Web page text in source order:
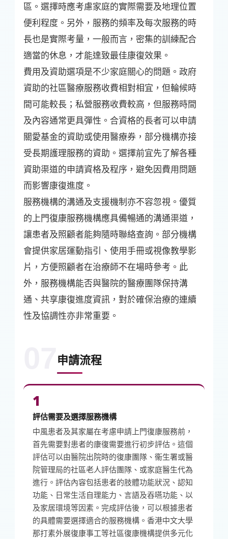
區。選擇時應考慮家庭的實際需要及地理位置
便利程度。另外，服務的頻率及每次服務的時
長也是實際考量，一般而言，密集的訓練配合
適當的休息，才能達致最佳康復效果。
費用及資助選項是不少家庭關心的問題。政府
資助的社區醫療服務收費相對相宜，但輪候時
間可能較長；私營服務收費較高，但服務時間
及內容通常更具彈性。合資格的長者可以申請
關愛基金的資助或使用醫療券，部分機構亦接
受長期護理服務的資助。選擇前宜先了解各種
資助渠道的申請資格及程序，避免因費用問題
而影響康復進度。
服務機構的溝通及支援機制亦不容忽視。優質
的上門復康服務機構應具備暢通的溝通渠道，
讓患者及照顧者能夠隨時聯絡查詢。部分機構
會提供家居運動指引、使用手冊或視像教學影
片，方便照顧者在治療師不在場時參考。此
外，服務機構能否與醫院的醫療團隊保持溝
通、共享康復進度資訊，對於確保治療的連續
性及協調性亦非常重要。
申請流程
1
評估需要及選擇服務機構
中風患者及其家屬在考慮申請上門復康服務前，
首先需要對患者的康復需要進行初步評估。這個
評估可以由醫院出院時的復康團隊、衞生署或醫
院管理局的社區老人評估團隊、或家庭醫生代為
進行。評估內容包括患者的肢體功能狀況、認知
功能、日常生活自理能力、言語及吞嚥功能、以
及家居環境等因素。完成評估後，可以根據患者
的具體需要選擇適合的服務機構。香港中文大學
那打素外展復康事工等社區復康機構提供多元化